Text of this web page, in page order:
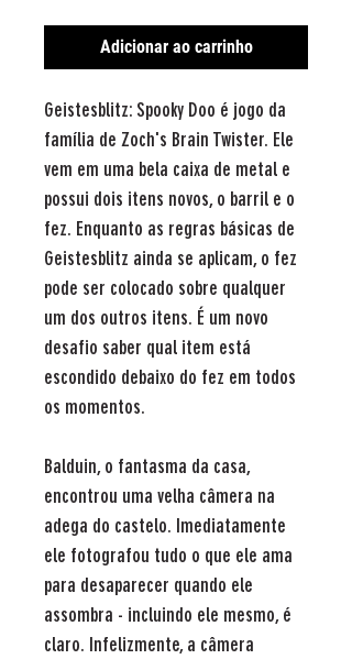
Adicionar ao carrinho
Geistesblitz: Spooky Doo é jogo da
família de Zoch's Brain Twister. Ele
vem em uma bela caixa de metal e
possui dois itens novos, o barril e o
fez. Enquanto as regras básicas de
Geistesblitz ainda se aplicam, o fez
pode ser colocado sobre qualquer
um dos outros itens. É um novo
desafio saber qual item está
escondido debaixo do fez em todos
os momentos.
Balduin, o fantasma da casa,
encontrou uma velha câmera na
adega do castelo. Imediatamente
ele fotografou tudo o que ele ama
para desaparecer quando ele
assombra - incluindo ele mesmo, é
claro. Infelizmente, a câmera